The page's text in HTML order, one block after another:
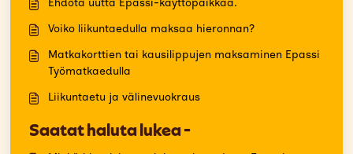
Ehdota uutta Epassi-käyttöpaikkaa.
Voiko liikuntaedulla maksaa hieronnan?
Matkakorttien tai kausilippujen maksaminen Epassi
Työmatkaedulla
Liikuntaetu ja välinevuokraus
Saatat haluta lukea -